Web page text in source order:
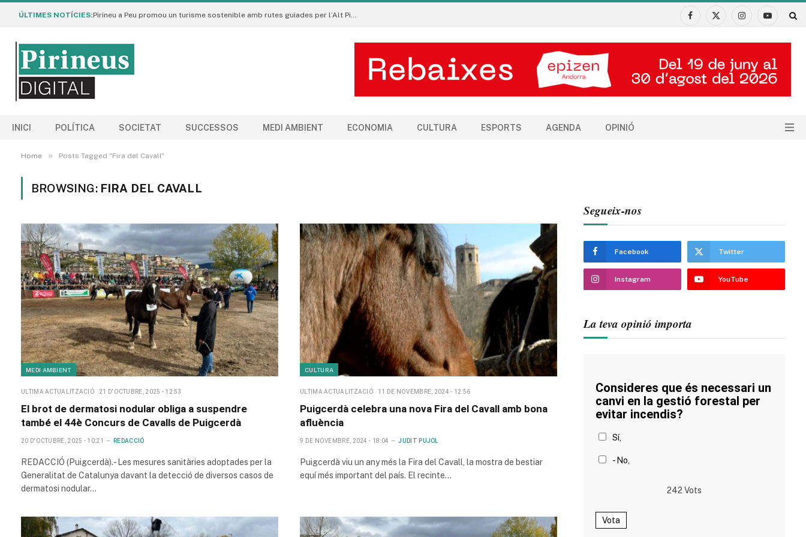
ÚLTIMES NOTÍCIES: Pirineu a Peu promou un turisme sostenible amb rutes guiades per l’Alt Pirineu i l’Aran
Facebook
X
InstagramYouTube
INICI POLÍTICA SOCIETAT SUCCESSOS MEDI AMBIENT ECONOMIA CULTURA ESPORTS AGENDA OPINIÓ
Home » Posts Tagged "Fira del Cavall"
BROWSING: FIRA DEL CAVALL
MEDI AMBIENT
ULTIMA ACTUALITZACIÓ 21 D'OCTUBRE, 2025 - 12:53
El brot de dermatosi nodular obliga a suspendre
també el 44è Concurs de Cavalls de Puigcerdà
20 D'OCTUBRE, 2025 - 10:21 REDACCIÓ
REDACCIÓ (Puigcerdà).- Les mesures sanitàries adoptades per la
Generalitat de Catalunya davant la detecció de diversos casos de
dermatosi nodular…
CULTURA
ULTIMA ACTUALITZACIÓ 11 DE NOVEMBRE, 2024 - 12:56
Puigcerdà celebra una nova Fira del Cavall amb bona
afluència
9 DE NOVEMBRE, 2024 - 18:04 JUDIT PUJOL
Puigcerdà viu un any més la Fira del Cavall, la mostra de bestiar
equí més important del país. El recinte…
Segueix-nos
Facebook Twitter
Instagram YouTube
La teva opinió importa
Consideres que és necessari un
canvi en la gestió forestal per
evitar incendis?
Sí,
- No,
242 Vots
Vota